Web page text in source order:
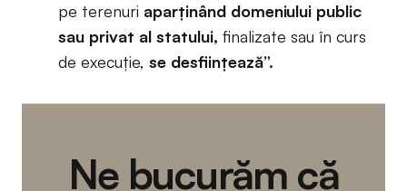
pe terenuri aparţinând domeniului public
sau privat al statului, finalizate sau în curs
de execuţie, se desfiinţează”.
Ne bucurăm că